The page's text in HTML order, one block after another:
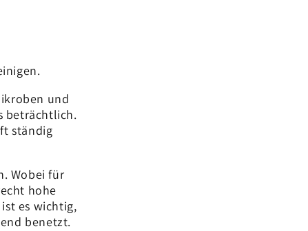
und
beträchtlich.
ständig
Wobei für
hohe
es wichtig,
benetzt.